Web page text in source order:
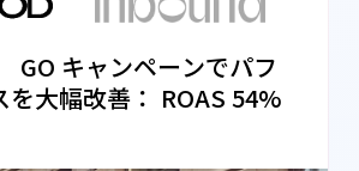
GO キャンペーンでパフ
を大幅改善： ROAS 54%